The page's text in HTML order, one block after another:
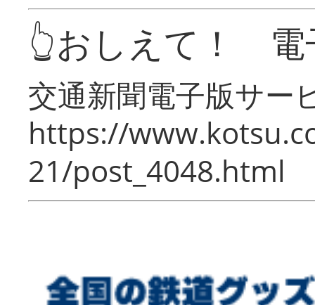
👆おしえて！ 電
交通新聞電子版サー
https://
21/post_4048.html